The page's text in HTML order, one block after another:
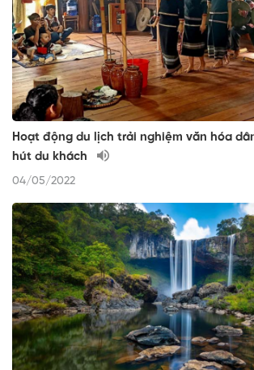
Hoạt động du lịch trải nghiệm văn hóa
hút du khách
04/05/2022